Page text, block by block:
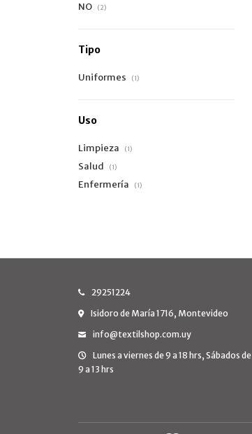
NO (2)
Tipo
Uniformes (1)
Uso
Limpieza (1)
Salud (1)
Enfermería (1)
29251224
Isidoro de María 1716, Montevideo
info@textilshop.com.uy
Lunes a viernes de 9 a 18 hrs, Sábados de
9 a 13 hrs